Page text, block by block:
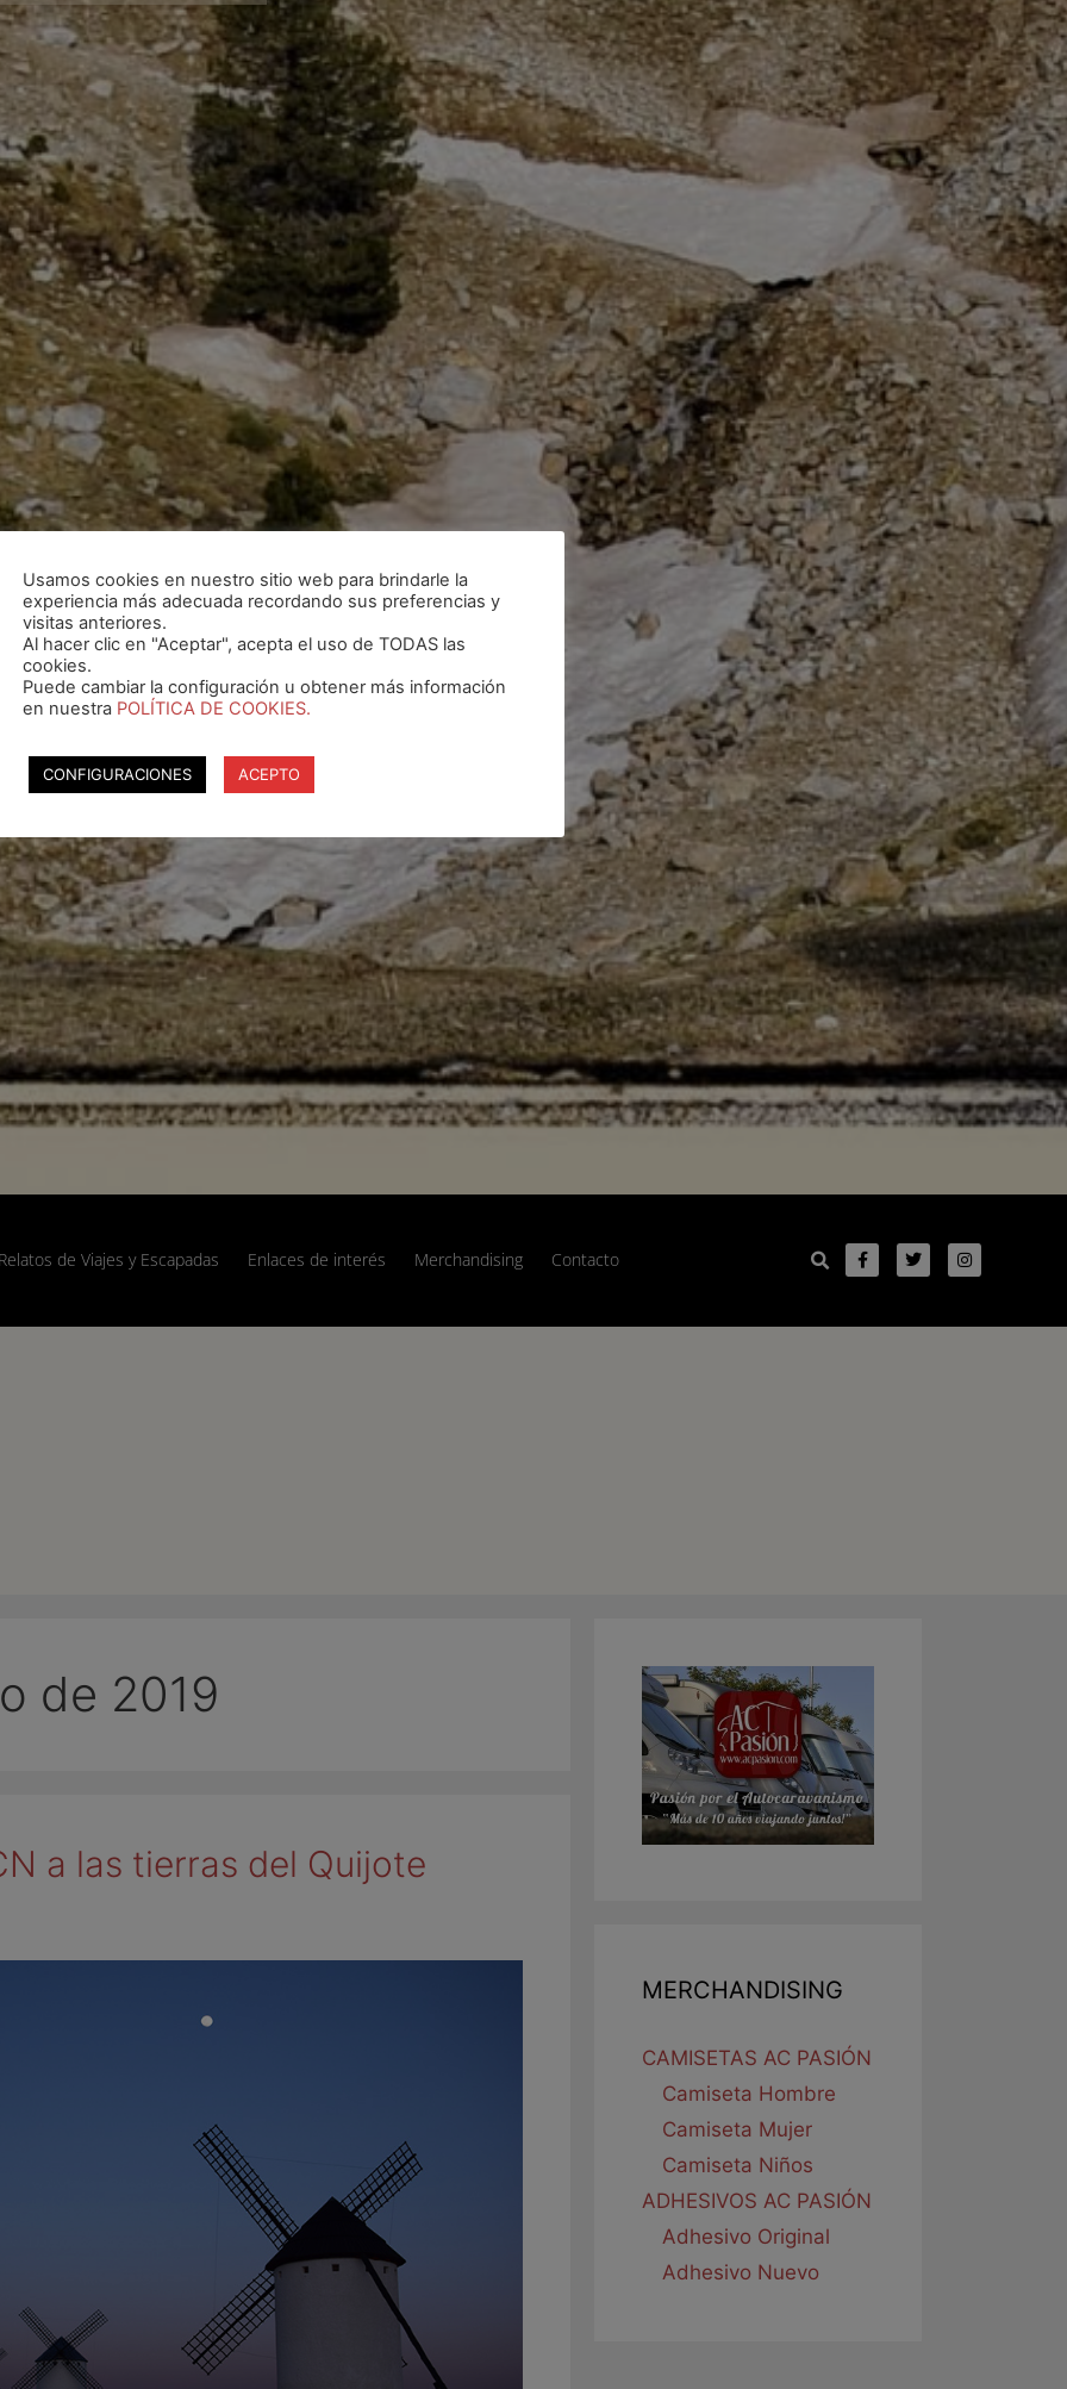
de Viajes y Escapadas Enlaces de interés Merchandising Contacto
de 2019
a las tierras del Quijote
MERCHANDISING
CAMISETAS AC PASIÓN
Camiseta Hombre
Camiseta Mujer
Camiseta Niños
ADHESIVOS AC PASIÓN
Adhesivo Original
Adhesivo Nuevo
Usamos cookies en nuestro sitio web para brindarle la
experiencia más adecuada recordando sus preferencias y
visitas anteriores.
Al hacer clic en "Aceptar", acepta el uso de TODAS las
cookies.
Puede cambiar la configuración u obtener más información
en nuestra POLÍTICA DE COOKIES.
CONFIGURACIONES ACEPTO